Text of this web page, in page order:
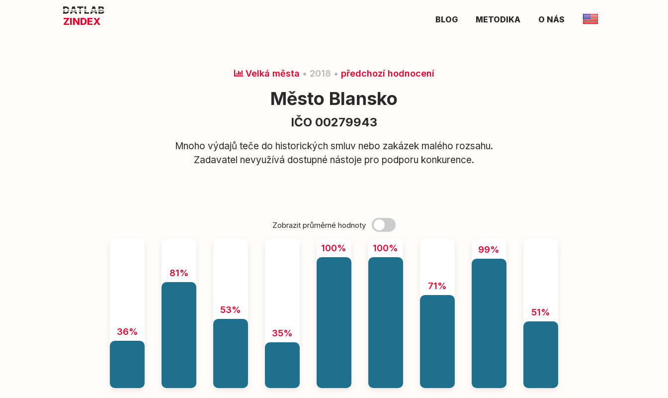
ZINDEX BLOG METODIKA O NÁS
Velká města • 2018 • předchozí hodnocení
Město Blansko
IČO 00279943
Mnoho výdajů teče do historických smluv nebo zakázek malého rozsahu.
Zadavatel nevyužívá dostupné nástoje pro podporu konkurence.
Zobrazit průměrné hodnoty
36%
81%
53%
35%
100% 100%
71%
99%
51%